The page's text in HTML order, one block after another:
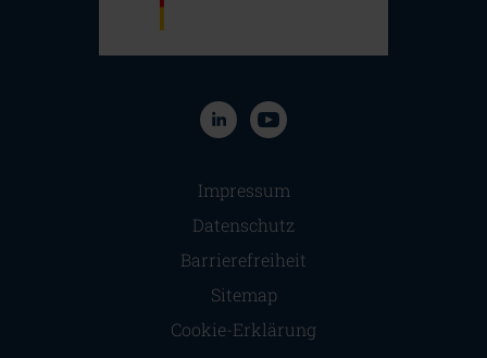
Navigation überspringen
Impressum
Datenschutz
Barrierefreiheit
Sitemap
Cookie-Erklärung